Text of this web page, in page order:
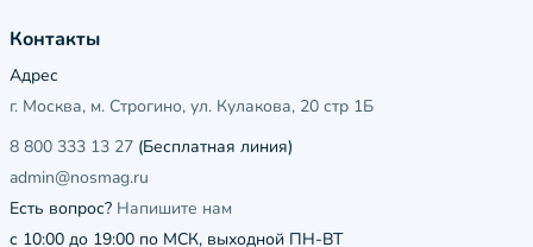
Контакты
Адрес
г. Москва, м. Строгино, ул. Кулакова, 20 стр 1Б
8 800 333 13 27 (Бесплатная линия)
admin@nosmag.ru
Есть вопрос? Напишите нам
с 10:00 до 19:00 по МСК, выходной ПН-ВТ